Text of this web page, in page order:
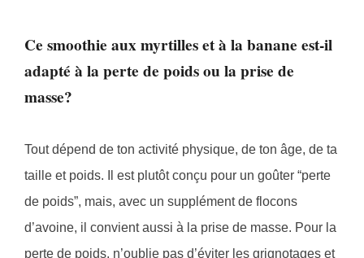
Ce smoothie aux myrtilles et à la banane est-il
adapté à la perte de poids ou la prise de
masse?
Tout dépend de ton activité physique, de ton âge, de ta
taille et poids. Il est plutôt conçu pour un goûter “perte
de poids”, mais, avec un supplément de flocons
d’avoine, il convient aussi à la prise de masse. Pour la
perte de poids, n’oublie pas d’éviter les grignotages et